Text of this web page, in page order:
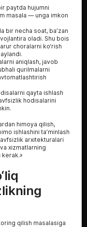
paytda hujumni
masala — unga imkon
bir necha soat, ba’zan
oladi. Shu bois
choralarni ko‘rish
aniqlash, javob
qurilmalarni
qayta ishlash
hodisalarini
himoya qilish,
ishlashini ta’minlash
arxitekturalari
xizmatlarning
kerak.»
qilish masalasiga